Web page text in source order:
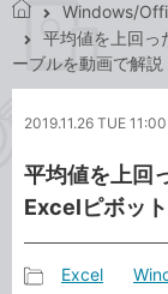
で
き
ッ
Windows/
平均値を上回っ
ーブルを動画で解説
2019.11.26 TUE 11:00
平均値を上回
Excelピボッ
Excel